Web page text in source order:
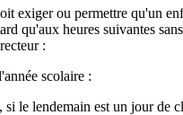
exiger ou permettre qu'un
qu'aux heures suivantes
:
scolaire :
est un jour de